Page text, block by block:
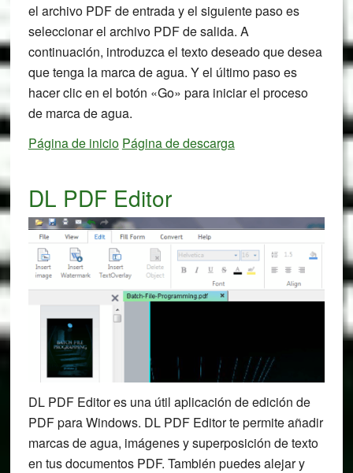
el archivo PDF de entrada y el siguiente paso es
seleccionar el archivo PDF de salida. A
continuación, introduzca el texto deseado que desea
que tenga la marca de agua. Y el último paso es
hacer clic en el botón «Go» para iniciar el proceso
de marca de agua.
Página de inicio Página de descarga
DL PDF Editor
DL PDF Editor es una útil aplicación de edición de
PDF para Windows. DL PDF Editor te permite añadir
marcas de agua, imágenes y superposición de texto
en tus documentos PDF. También puedes alejar y